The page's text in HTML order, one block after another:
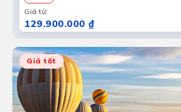
Giá từ:
129.900.000 ₫
Giá tốt